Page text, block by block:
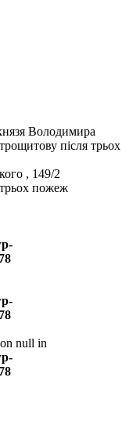
Володимира
після трьох
, 149/2
пожеж
78
78
null in
78